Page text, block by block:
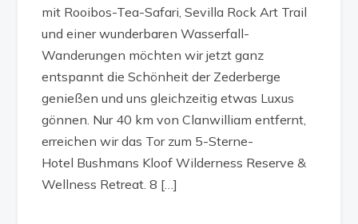
mit Rooibos-Tea-Safari, Sevilla Rock Art Trail
und einer wunderbaren Wasserfall-
Wanderungen möchten wir jetzt ganz
entspannt die Schönheit der Zederberge
genießen und uns gleichzeitig etwas Luxus
gönnen. Nur 40 km von Clanwilliam entfernt,
erreichen wir das Tor zum 5-Sterne-
Hotel Bushmans Kloof Wilderness Reserve &
Wellness Retreat. 8 […]